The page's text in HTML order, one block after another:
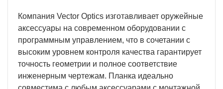
Компания Vector Optics изготавливает оружейные
аксессуары на современном оборудовании с
программным управлением, что в сочетании с
высоким уровнем контроля качества гарантирует
точность геометрии и полное соответствие
инженерным чертежам. Планка идеально